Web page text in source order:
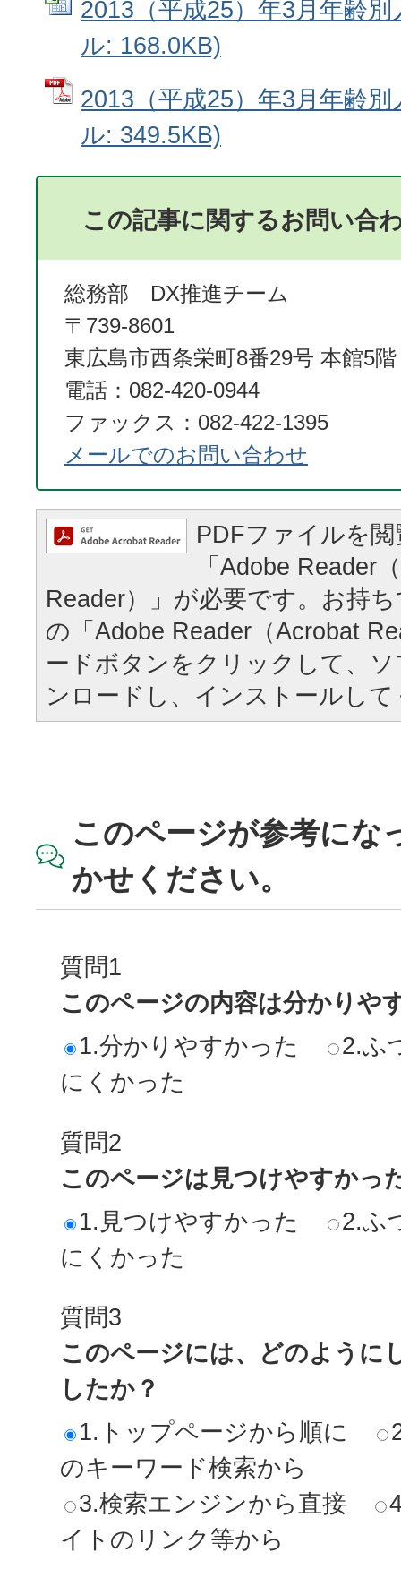
2013（平成25）年3月年齢
ル: 168.0KB)
2013（平成25）年3月年齢
ル: 349.5KB)
この記事に関するお問い合
総務部 DX推進チーム
〒739-8601
東広島市西条栄町8番29号 本館5階
電話：082-420-0944
ファックス：082-422-1395
メールでのお問い合わせ
PDFファイルを
「Adobe Reader
Reader）」が必要です。お持
の「Adobe Reader（Acrobat
ードボタンをクリックして、
ンロードし、インストールし
このページが参考にな
かせください。
質問1
このページの内容は分かりや
1.分かりやすかった
2.ふ
にくかった
質問2
このページは見つけやすかっ
1.見つけやすかった
2.ふ
にくかった
質問3
このページには、どのように
したか？
1.トップページから順に
のキーワード検索から
3.検索エンジンから直接
イトのリンク等から